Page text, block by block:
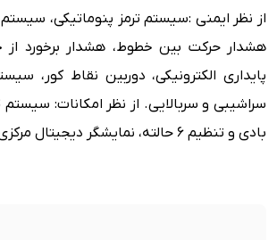
هشدار حرکت بین خطوط، هشدار برخورد از
پایداری الکترونیکی، دوربین نقاط کور،
بادی و تنظیم 6 حالته، نمایشگر دیجیتال مرکزی لمسی 10 اینچی.